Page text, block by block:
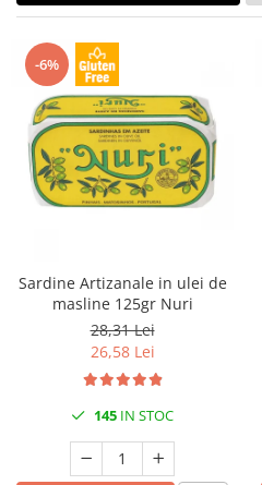
-6%
Sardine Artizanale in ulei de
masline 125gr Nuri
28,31 Lei
26,58 Lei
145 IN STOC